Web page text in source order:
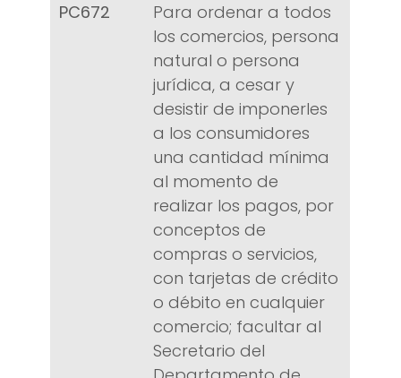
PC672
Para ordenar a todos
los comercios, persona
natural o persona
jurídica, a cesar y
desistir de imponerles
a los consumidores
una cantidad mínima
al momento de
realizar los pagos, por
conceptos de
compras o servicios,
con tarjetas de crédito
o débito en cualquier
comercio; facultar al
Secretario del